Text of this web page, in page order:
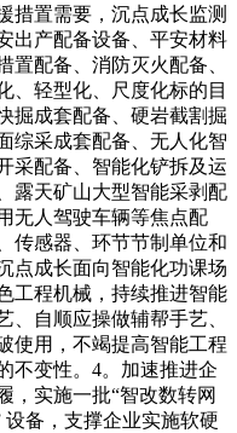
措置需要，沉点成长监测
出产配备设备、平安材料
置配备、消防灭火配备、
、轻型化、尺度化标的目
掘成套配备、硬岩截割掘
综采成套配备、无人化智
采配备、智能化铲拆及运
露天矿山大型智能采剥配
无人驾驶车辆等焦点配
传感器、环节节制单位和
点成长面向智能化功课场
工程机械，持续推进智能
、自顺应操做辅帮手艺、
使用，不竭提高智能工程
不变性。4。加速推进企
，实施一批“智改数转网
设备，支撑企业实施软硬